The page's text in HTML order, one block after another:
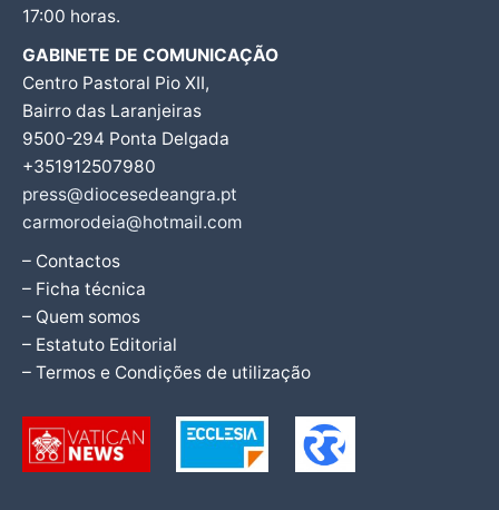
17:00 horas.
GABINETE DE COMUNICAÇÃO
Centro Pastoral Pio XII,
Bairro das Laranjeiras
9500-294 Ponta Delgada
+351912507980
press@diocesedeangra.pt
carmorodeia@hotmail.com
– Contactos
– Ficha técnica
– Quem somos
– Estatuto Editorial
– Termos e Condições de utilização